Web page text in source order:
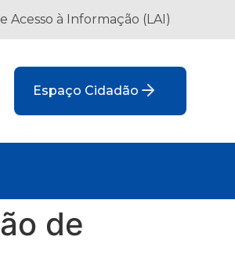
Acesso à Informação (LAI)
Espaço Cidadão
de